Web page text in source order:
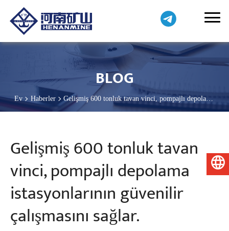
BLOG
Ev Haberler
Gelişmiş 600 tonluk tavan vinci, pompajlı depolama
istasyonlarının güvenilir çalışmasını sağlar.
Gelişmiş 600 tonluk tavan
vinci, pompajlı depolama
istasyonlarının güvenilir
çalışmasını sağlar.
Türkçe